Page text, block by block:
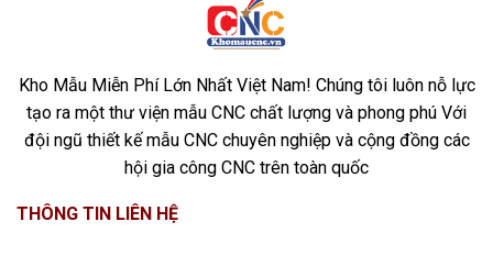
Kho Mẫu Miễn Phí Lớn Nhất Việt Nam! Chúng tôi luôn nỗ lực
tạo ra một thư viện mẫu CNC chất lượng và phong phú Với
đội ngũ thiết kế mẫu CNC chuyên nghiệp và cộng đồng các
hội gia công CNC trên toàn quốc
THÔNG TIN LIÊN HỆ